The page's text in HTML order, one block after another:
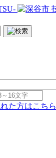
た方はこちら